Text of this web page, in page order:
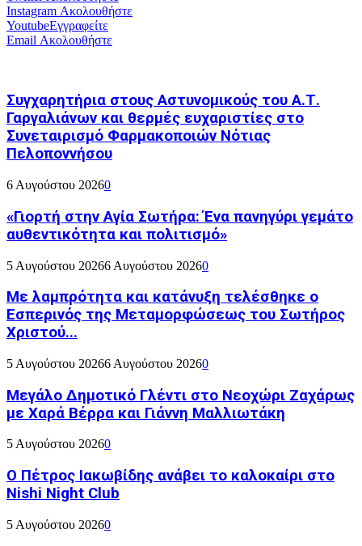
Instagram Ακολουθήστε
YoutubeΕγγραφείτε
Email Ακολουθήστε
Συγχαρητήρια στους Αστυνομικούς του Α.Τ.
Γαργαλιάνων και θερμές ευχαριστίες στο
Συνεταιρισμό Φαρμακοποιών Νότιας
Πελοποννήσου
6 Αυγούστου 20260
«Γιορτή στην Αγία Σωτήρα: Ένα πανηγύρι γεμάτο
αυθεντικότητα και πολιτισμό»
5 Αυγούστου 20266 Αυγούστου 20260
Με λαμπρότητα και κατάνυξη τελέσθηκε ο
Εσπερινός της Μεταμορφώσεως του Σωτήρος
Χριστού...
5 Αυγούστου 20266 Αυγούστου 20260
Μεγάλο Δημοτικό Γλέντι στο Νεοχώρι Ζαχάρως
με Χαρά Βέρρα και Γιάννη Μαλλιωτάκη
5 Αυγούστου 20260
Ο Πέτρος Ιακωβίδης ανάβει το καλοκαίρι στο
Nishi Night Club
5 Αυγούστου 20260